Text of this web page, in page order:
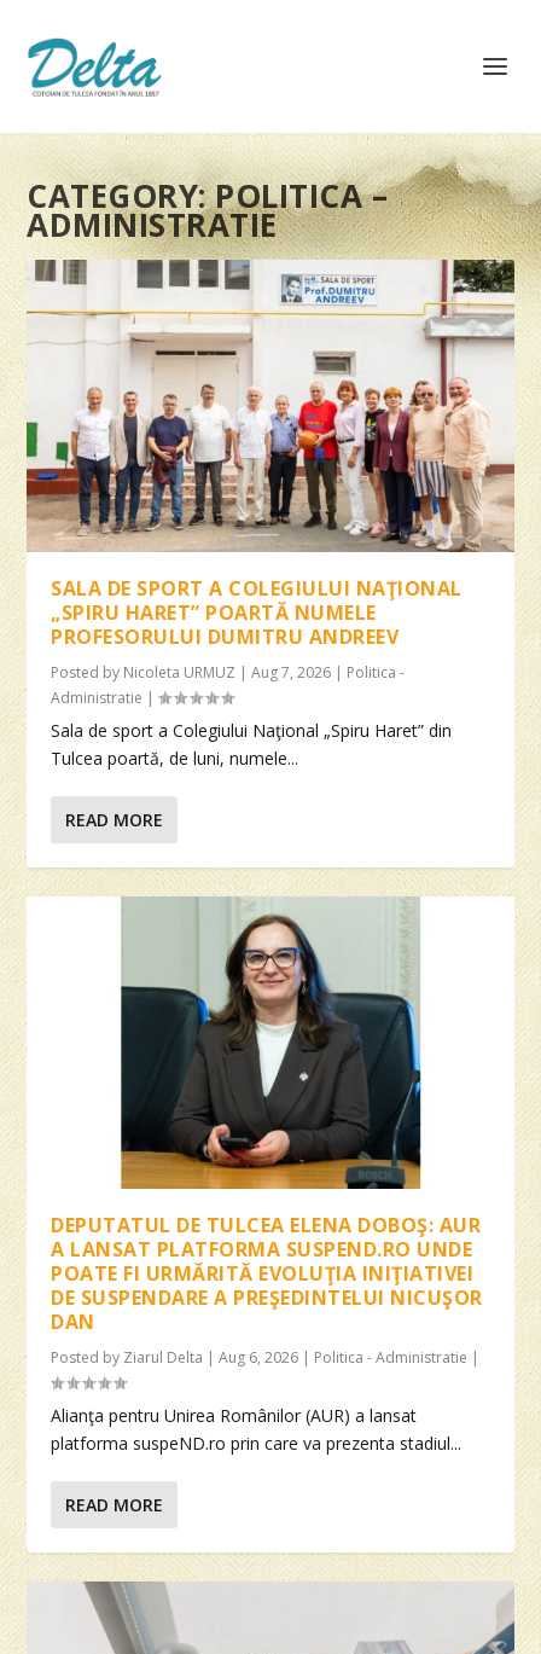
CATEGORY:POLITICA –
ADMINISTRATIE
SALA DE SPORT A COLEGIULUI NAŢIONAL
„SPIRU HARET” POARTĂ NUMELE
PROFESORULUI DUMITRU ANDREEV
Posted by Nicoleta URMUZ |Aug 7, 2026 | Politica -
Administratie |
Sala de sport a Colegiului Naţional „Spiru Haret” din
Tulcea poartă, de luni, numele...
READ MORE
DEPUTATUL DE TULCEA ELENA DOBOŞ: AUR
A LANSAT PLATFORMA SUSPEND.RO UNDE
POATE FI URMĂRITĂ EVOLUŢIA INIŢIATIVEI
DE SUSPENDARE A PREŞEDINTELUI NICUŞOR
DAN
Posted by Ziarul Delta |Aug 6, 2026 | Politica - Administratie |
Alianţa pentru Unirea Românilor (AUR) a lansat
platforma suspeND.ro prin care va prezenta stadiul...
READ MORE